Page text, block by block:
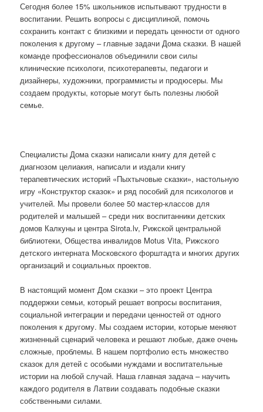
Сегодня более 15% школьников испытывают трудности в
воспитании. Решить вопросы с дисциплиной, помочь
сохранить контакт с близкими и передать ценности от одного
поколения к другому – главные задачи Дома сказки. В нашей
команде профессионалов объединили свои силы
клинические психологи, психотерапевты, педагоги и
дизайнеры, художники, программисты и продюсеры. Мы
создаем продукты, которые могут быть полезны любой
семье.
Специалисты Дома сказки написали книгу для детей с
диагнозом целиакия, написали и издали книгу
терапевтических историй «Пыхтычовые сказки», настольную
игру «Конструктор сказок» и ряд пособий для психологов и
учителей. Мы провели более 50 мастер-классов для
родителей и малышей – среди них воспитанники детских
домов Калкуны и центра Sirota.lv, Рижской центральной
библиотеки, Общества инвалидов Motus Vita, Рижского
детского интерната Московского форштадта и многих других
организаций и социальных проектов.
В настоящий момент Дом сказки – это проект Центра
поддержки семьи, который решает вопросы воспитания,
социальной интеграции и передачи ценностей от одного
поколения к другому. Мы создаем истории, которые меняют
жизненный сценарий человека и решают любые, даже очень
сложные, проблемы. В нашем портфолио есть множество
сказок для детей с особыми нуждами и воспитательные
истории на любой случай. Наша главная задача – научить
каждого родителя в Латвии создавать подобные сказки
собственными силами.